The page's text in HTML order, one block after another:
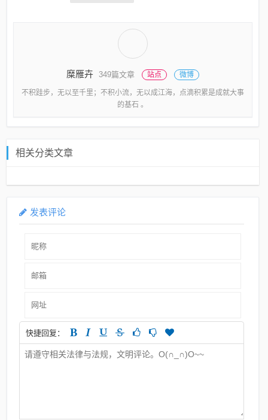
糜雁卉 349篇文章 站点 微博
不积跬步，无以至千里；不积小流，无以成江海，点滴积累是成就大事
的基石 。
相关分类文章
发表评论
快捷回复：